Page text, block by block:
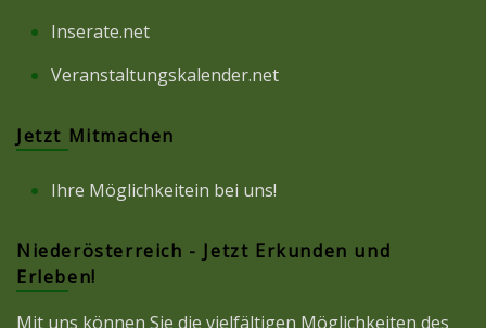
Inserate.net
Veranstaltungskalender.net
Jetzt Mitmachen
Ihre Möglichkeitein bei uns!
Niederösterreich - Jetzt Erkunden und
Erleben!
Mit uns können Sie die vielfältigen Möglichkeiten des